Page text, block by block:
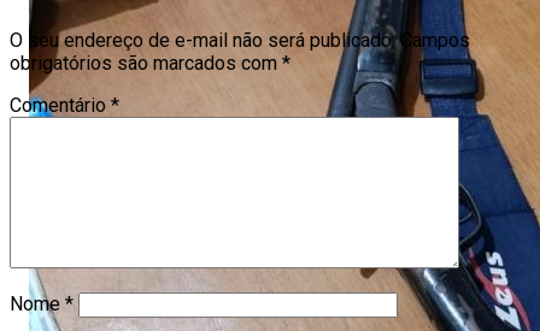
O seu endereço de e-mail não será publicado. Campos
obrigatórios são marcados com *
Comentário *
Nome *